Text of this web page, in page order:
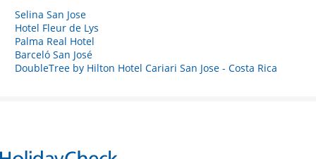
Selina San Jose
Hotel Fleur de Lys
Palma Real Hotel
Barceló San José
DoubleTree by Hilton Hotel Cariari San Jose - Costa Rica